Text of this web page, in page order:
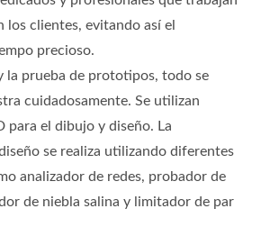
los clientes, evitando así el
precioso.
la prueba de prototipos, todo se
cuidadosamente. Se utilizan
para el dibujo y diseño. La
se realiza utilizando diferentes
analizador de redes, probador de
de niebla salina y limitador de par